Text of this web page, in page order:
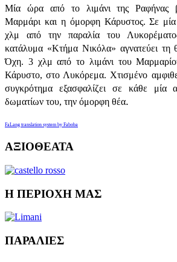
Μία ώρα από το λιμάνι της Ραφήνας
Μαρμάρι και η όμορφη Κάρυστος. Σε μία
χλμ από την παραλία του
κατάλυμα «Κτήμα Νικόλα» αγνατεύει τη
Όχη. 3 χλμ από το λιμάνι του
Κάρυστο, στο Λυκόρεμα. Χτισμένο
συγκρότημα εξασφαλίζει σε κάθε μία
δωματίων του, την όμορφη θέα.
FaLang translation system by Faboba
ΑΞΙΟΘΕΑΤΑ
H ΠΕΡΙΟΧΗ ΜΑΣ
ΠΑΡΑΛΙΕΣ